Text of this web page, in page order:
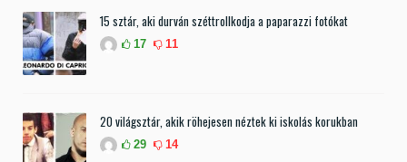
15 sztár, aki durván széttrollkodja a paparazzi fotókat
17 11
20 világsztár, akik röhejesen néztek ki iskolás korukban
29 14